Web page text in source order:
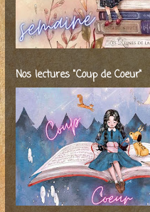
Nos lectures "Coup de Coeur"